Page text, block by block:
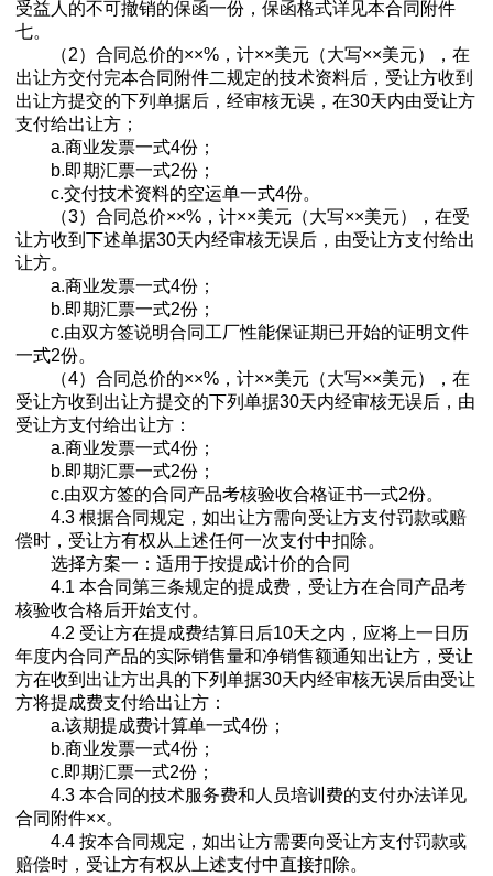
受益人的不可撤销的保函一份，保函格式详见本合同附件
七。
（2）合同总价的××%，计××美元（大写××美元），在
出让方交付完本合同附件二规定的技术资料后，受让方收到
出让方提交的下列单据后，经审核无误，在30天内由受让方
支付给出让方；
a.商业发票一式4份；
b.即期汇票一式2份；
c.交付技术资料的空运单一式4份。
（3）合同总价××%，计××美元（大写××美元），在受
让方收到下述单据30天内经审核无误后，由受让方支付给出
让方。
a.商业发票一式4份；
b.即期汇票一式2份；
c.由双方签说明合同工厂性能保证期已开始的证明文件
一式2份。
（4）合同总价的××%，计××美元（大写××美元），在
受让方收到出让方提交的下列单据30天内经审核无误后，由
受让方支付给出让方：
a.商业发票一式4份；
b.即期汇票一式2份；
c.由双方签的合同产品考核验收合格证书一式2份。
4.3 根据合同规定，如出让方需向受让方支付罚款或赔
偿时，受让方有权从上述任何一次支付中扣除。
选择方案一：适用于按提成计价的合同
4.1 本合同第三条规定的提成费，受让方在合同产品考
核验收合格后开始支付。
4.2 受让方在提成费结算日后10天之内，应将上一日历
年度内合同产品的实际销售量和净销售额通知出让方，受让
方在收到出让方出具的下列单据30天内经审核无误后由受让
方将提成费支付给出让方：
a.该期提成费计算单一式4份；
b.商业发票一式4份；
c.即期汇票一式2份；
4.3 本合同的技术服务费和人员培训费的支付办法详见
合同附件××。
4.4 按本合同规定，如出让方需要向受让方支付罚款或
赔偿时，受让方有权从上述支付中直接扣除。